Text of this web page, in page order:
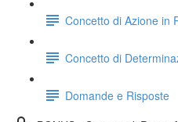
Concetto di Azione in
Concetto di
Domande e Risposte